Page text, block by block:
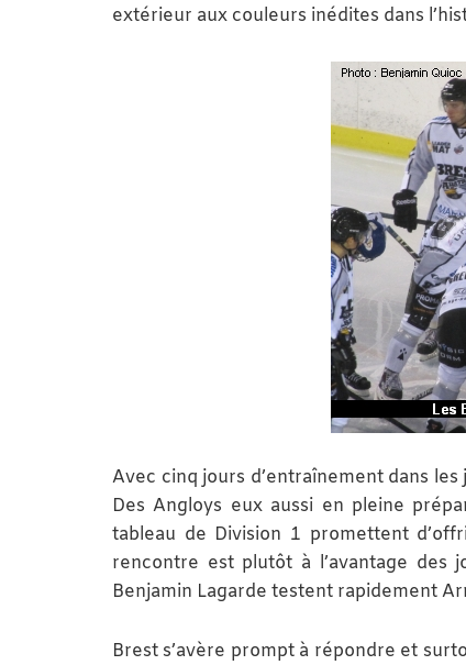
extérieur aux couleurs inédites dans
Avec cinq jours d’entraînement dans
Des Angloys eux aussi en pleine
tableau de Division 1 promettent
rencontre est plutôt à l’avantage des
Benjamin Lagarde testent rapidement
Brest s’avère prompt à répondre et